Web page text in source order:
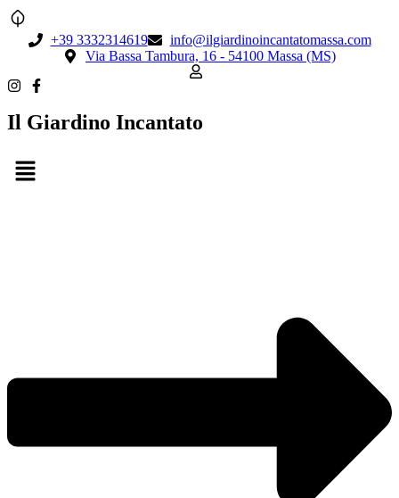
+39 3332314619
info@ilgiardinoincantatomassa.com
Via Bassa Tambura, 16 - 54100 Massa (MS)
Il Giardino Incantato
Menu